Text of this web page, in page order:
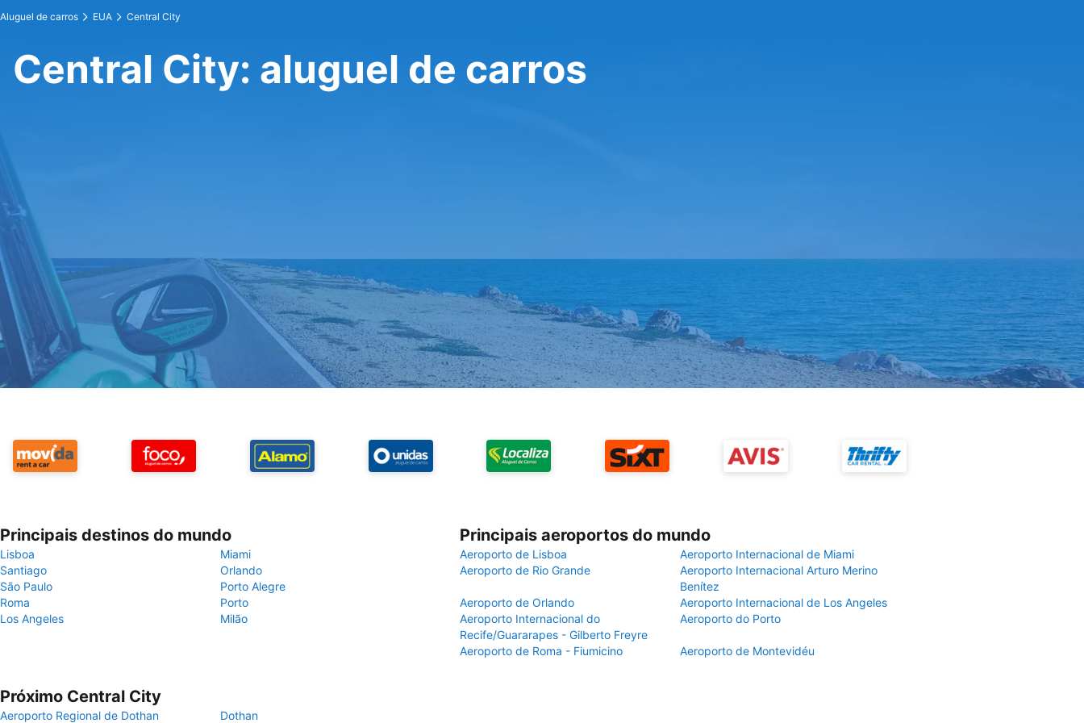
Aluguel de carros EUA Central City
Central City: aluguel de carros
Principais destinos do mundo
Lisboa
Miami
Santiago
Orlando
São Paulo
Porto Alegre
Roma
Porto
Los Angeles
Milão
Principais aeroportos do mundo
Aeroporto de Lisboa
Aeroporto Internacional de Miami
Aeroporto de Rio Grande
Aeroporto Internacional Arturo Merino
Benítez
Aeroporto de Orlando
Aeroporto Internacional de Los Angeles
Aeroporto Internacional do
Recife/Guararapes - Gilberto Freyre
Aeroporto do Porto
Aeroporto de Roma - Fiumicino Aeroporto de Montevidéu
Próximo Central City
Aeroporto Regional de Dothan Dothan